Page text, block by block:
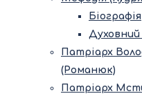
Біографія
Духовний
Патріарх
(Романюк)
Патріарх